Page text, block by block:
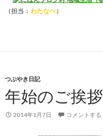
（担当： わたなべ）
つぶやき日記
年始のご挨拶
2014年1月7日 コメントする